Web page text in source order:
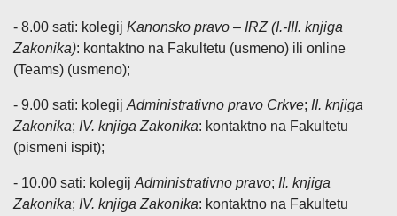
- 8.00 sati: kolegij Kanonsko pravo – IRZ (I.-III. knjiga
Zakonika): kontaktno na Fakultetu (usmeno) ili online
(Teams) (usmeno);
- 9.00 sati: kolegij Administrativno pravo Crkve; II. knjiga
Zakonika; IV. knjiga Zakonika: kontaktno na Fakultetu
(pismeni ispit);
- 10.00 sati: kolegij Administrativno pravo; II. knjiga
Zakonika; IV. knjiga Zakonika: kontaktno na Fakultetu